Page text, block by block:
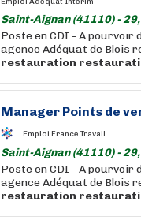
Saint-Aignan (41110) -
Poste en CDI - A pourvoir
agence Adéquat de Blois
restauration
Manager Points de
Emploi France Travail
Saint-Aignan (41110) -
Poste en CDI - A pourvoir
agence Adéquat de Blois
restauration